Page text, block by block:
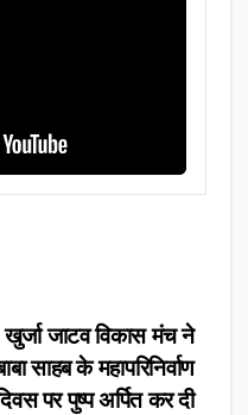
खुर्जा जाटव विकास मंच ने
साहब के महापरिनिर्वाण
पर पुष्प अर्पित कर दी